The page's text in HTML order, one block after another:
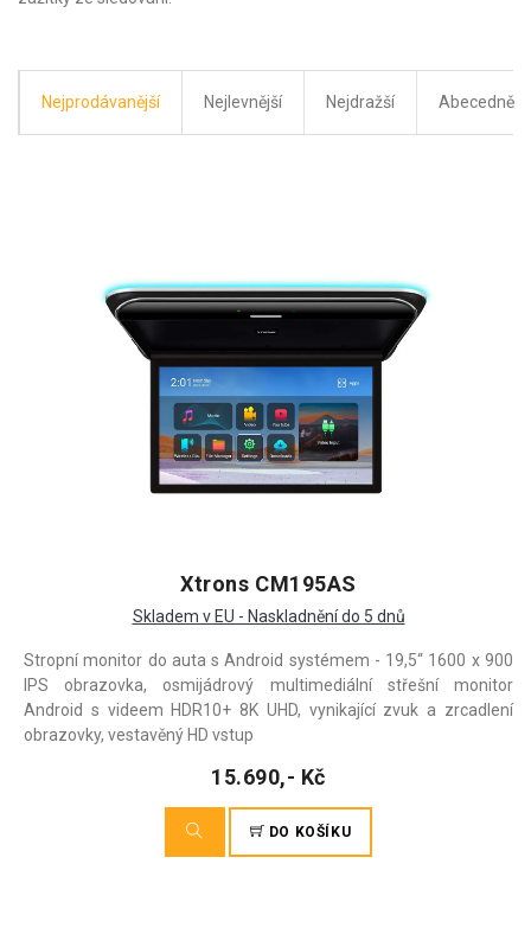
Nejprodávanější Nejlevnější Nejdražší Abecedně
Xtrons CM195AS
Skladem v EU - Naskladnění do 5 dnů
Stropní monitor do auta s Android systémem - 19,5“ 1600 x 900
IPS obrazovka, osmijádrový multimediální střešní monitor
Android s videem HDR10+ 8K UHD, vynikající zvuk a zrcadlení
obrazovky, vestavěný HD vstup
15.690,- Kč
DO KOŠÍKU